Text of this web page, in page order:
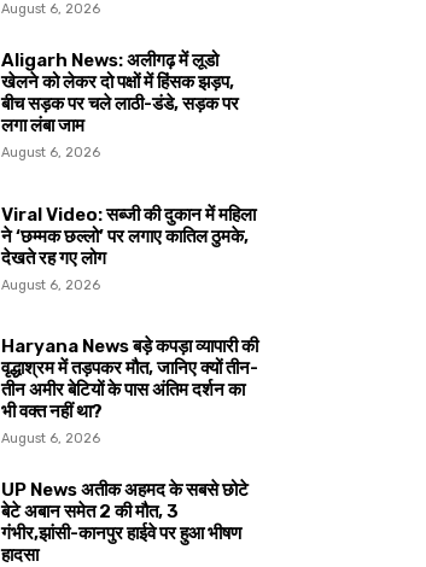
August 6, 2026
Aligarh News: अलीगढ़ में लूडो
खेलने को लेकर दो पक्षों में हिंसक झड़प,
बीच सड़क पर चले लाठी-डंडे, सड़क पर
लगा लंबा जाम
August 6, 2026
Viral Video: सब्जी की दुकान में महिला
ने ‘छम्मक छल्लो’ पर लगाए कातिल ठुमके,
देखते रह गए लोग
August 6, 2026
Haryana News बड़े कपड़ा व्यापारी की
वृद्धाश्रम में तड़पकर मौत, जानिए क्यों तीन-
तीन अमीर बेटियों के पास अंतिम दर्शन का
भी वक्त नहीं था?
August 6, 2026
UP News अतीक अहमद के सबसे छोटे
बेटे अबान समेत 2 की मौत, 3
गंभीर,झांसी-कानपुर हाईवे पर हुआ भीषण
हादसा